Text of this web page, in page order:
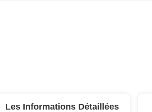
Les Informations Détaillées